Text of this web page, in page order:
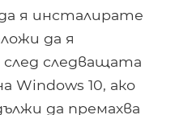
я инсталирате
да я
следващата
Windows 10, ако
да премахва